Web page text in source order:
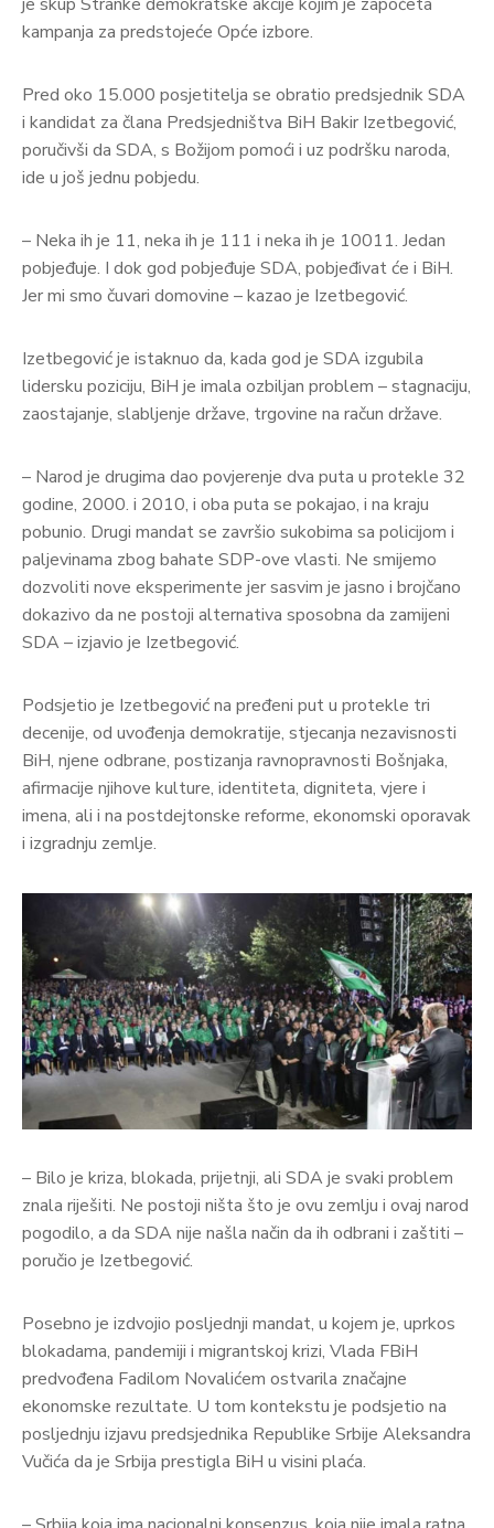
kampanja za predstojeće Opće izbore.
Pred oko 15.000 posjetitelja se obratio predsjednik SDA
i kandidat za člana Predsjedništva BiH Bakir Izetbegović,
poručivši da SDA, s Božijom pomoći i uz podršku naroda,
ide u još jednu pobjedu.
– Neka ih je 11, neka ih je 111 i neka ih je 10011. Jedan
pobjeđuje. I dok god pobjeđuje SDA, pobjeđivat će i BiH.
Jer mi smo čuvari domovine – kazao je Izetbegović.
Izetbegović je istaknuo da, kada god je SDA izgubila
lidersku poziciju, BiH je imala ozbiljan problem – stagnaciju,
zaostajanje, slabljenje države, trgovine na račun države.
– Narod je drugima dao povjerenje dva puta u protekle 32
godine, 2000. i 2010, i oba puta se pokajao, i na kraju
pobunio. Drugi mandat se završio sukobima sa policijom i
paljevinama zbog bahate SDP-ove vlasti. Ne smijemo
dozvoliti nove eksperimente jer sasvim je jasno i brojčano
dokazivo da ne postoji alternativa sposobna da zamijeni
SDA – izjavio je Izetbegović.
Podsjetio je Izetbegović na pređeni put u protekle tri
decenije, od uvođenja demokratije, stjecanja nezavisnosti
BiH, njene odbrane, postizanja ravnopravnosti Bošnjaka,
afirmacije njihove kulture, identiteta, digniteta, vjere i
imena, ali i na postdejtonske reforme, ekonomski oporavak
i izgradnju zemlje.
– Bilo je kriza, blokada, prijetnji, ali SDA je svaki problem
znala riješiti. Ne postoji ništa što je ovu zemlju i ovaj narod
pogodilo, a da SDA nije našla način da ih odbrani i zaštiti –
poručio je Izetbegović.
Posebno je izdvojio posljednji mandat, u kojem je, uprkos
blokadama, pandemiji i migrantskoj krizi, Vlada FBiH
predvođena Fadilom Novalićem ostvarila značajne
ekonomske rezultate. U tom kontekstu je podsjetio na
posljednju izjavu predsjednika Republike Srbije Aleksandra
Vučića da je Srbija prestigla BiH u visini plaća.